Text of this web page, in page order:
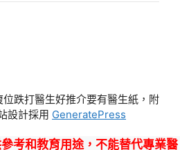
跌打醫生好推介要有醫生紙，附
設計採用 GeneratePress
參考和教育用途，不能替代專業醫